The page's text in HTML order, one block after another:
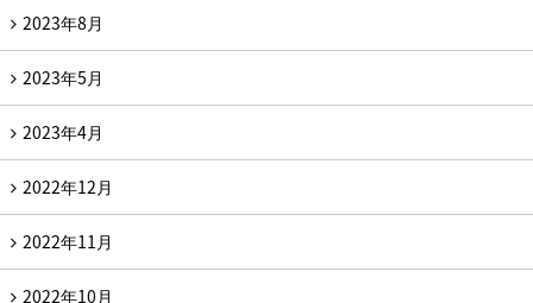
2023年8月
2023年5月
2023年4月
2022年12月
2022年11月
2022年10月